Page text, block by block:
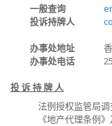
一般查询
投诉持牌人
办事处地址
办事处电话
投 诉 持 牌 人
法例授权监管局
《地产代理条例